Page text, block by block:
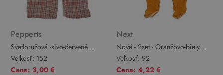
Pepperts
Svetloružová -sivo-červené
kockované pyžamové nohavice
Pepperts
Veľkosť: 152
Cena: 3,00 €
Next
Nové - 2set - Oranžovo-biely
pruhovaný zamatový overal s
dýní + čapica Next
Veľkosť: 92
Cena: 4,22 €